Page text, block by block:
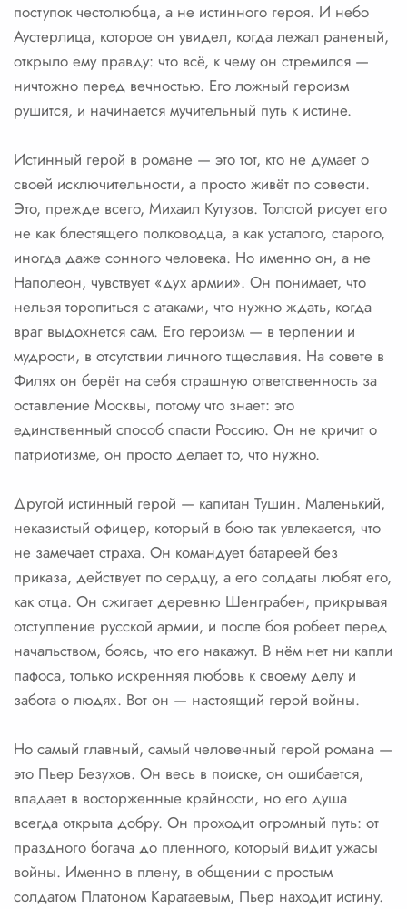
поступок честолюбца, а не истинного героя. И небо
Аустерлица, которое он увидел, когда лежал раненый,
открыло ему правду: что всё, к чему он стремился —
ничтожно перед вечностью. Его ложный героизм
рушится, и начинается мучительный путь к истине.
Истинный герой в романе — это тот, кто не думает о
своей исключительности, а просто живёт по совести.
Это, прежде всего, Михаил Кутузов. Толстой рисует его
не как блестящего полководца, а как усталого, старого,
иногда даже сонного человека. Но именно он, а не
Наполеон, чувствует «дух армии». Он понимает, что
нельзя торопиться с атаками, что нужно ждать, когда
враг выдохнется сам. Его героизм — в терпении и
мудрости, в отсутствии личного тщеславия. На совете в
Филях он берёт на себя страшную ответственность за
оставление Москвы, потому что знает: это
единственный способ спасти Россию. Он не кричит о
патриотизме, он просто делает то, что нужно.
Другой истинный герой — капитан Тушин. Маленький,
неказистый офицер, который в бою так увлекается, что
не замечает страха. Он командует батареей без
приказа, действует по сердцу, а его солдаты любят его,
как отца. Он сжигает деревню Шенграбен, прикрывая
отступление русской армии, и после боя робеет перед
начальством, боясь, что его накажут. В нём нет ни капли
пафоса, только искренняя любовь к своему делу и
забота о людях. Вот он — настоящий герой войны.
Но самый главный, самый человечный герой романа —
это Пьер Безухов. Он весь в поиске, он ошибается,
впадает в восторженные крайности, но его душа
всегда открыта добру. Он проходит огромный путь: от
праздного богача до пленного, который видит ужасы
войны. Именно в плену, в общении с простым
солдатом Платоном Каратаевым, Пьер находит истину.